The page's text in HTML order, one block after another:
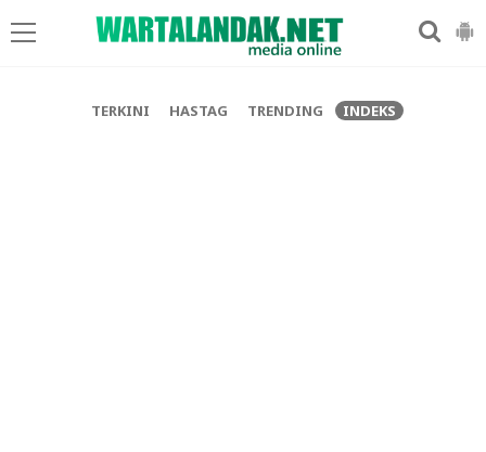
TERKINI HASTAG TRENDING INDEKS